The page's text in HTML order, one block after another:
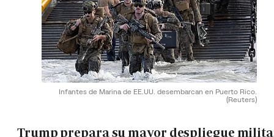
Infantes de Marina de EE.UU. desembarcan en Puerto Rico.
(Reuters)
Trump prepara su mayor despliegue